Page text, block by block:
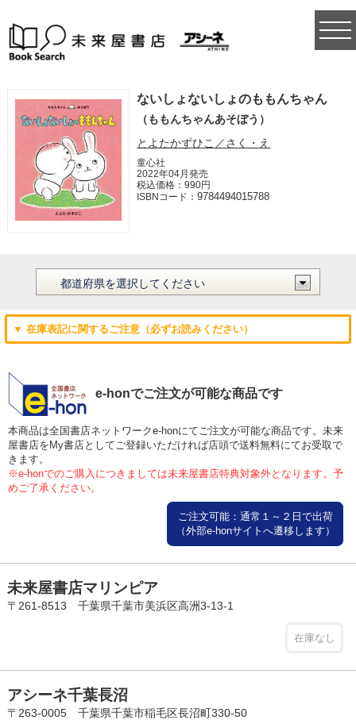
ないしょないしょのももんちゃん
（ももんちゃんあそぼう）
とよたかずひこ／さく・え
童心社
2022年04月発売
税込価格：990円
ISBNコード：9784494015788
▼ 在庫表記に関するご注意（必ずお読みください）
e-honでご注文が可能な商品です
本商品は全国書店ネットワークe-honにてご注文が可能な商品です。未来
屋書店をMy書店としてご登録いただければ店頭で送料無料にてお受取で
きます。
※e-honでのご購入につきましては未来屋書店特典対象外となります。予
めご了承ください。
ご注文可能：通常１～２日で出荷
（外部e-honサイトへ遷移します）
未来屋書店マリンピア
〒261-8513 千葉県千葉市美浜区高洲3-13-1
在庫なし
アシーネ千葉長沼
〒263-0005 千葉県千葉市稲毛区長沼町330-50